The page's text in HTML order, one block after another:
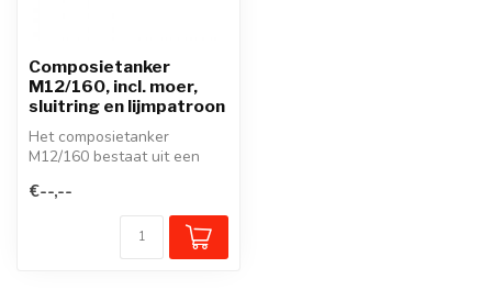
Composietanker
M12/160, incl. moer,
sluitring en lijmpatroon
Het composietanker
M12/160 bestaat uit een
moer en geïn...
€--,--